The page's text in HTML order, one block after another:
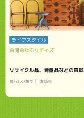
ライフスタイル
合同会社ホリデイズ
リサイクル品、骨董品などの買取
暮らしの色々 宮城県